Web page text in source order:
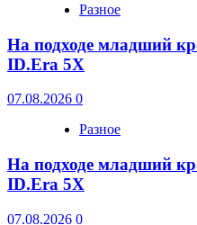
Разное
На подходе младший
ID.Era 5X
07.08.2026 0
Разное
На подходе младший
ID.Era 5X
07.08.2026 0